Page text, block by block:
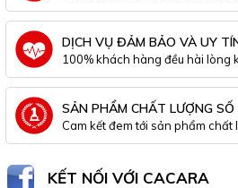
DỊCH VỤ ĐẢM BẢO VÀ UY
100% khách hàng đều hài lòng
SẢN PHẨM CHẤT LƯỢNG SỐ
Cam kết đem tới sản phẩm chất
KẾT NỐI VỚI CACARA